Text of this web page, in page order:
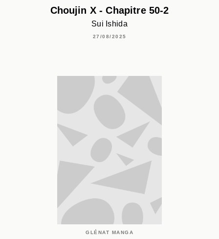
Choujin X - Chapitre 50-2
Sui Ishida
27/08/2025
GLÉNAT MANGA